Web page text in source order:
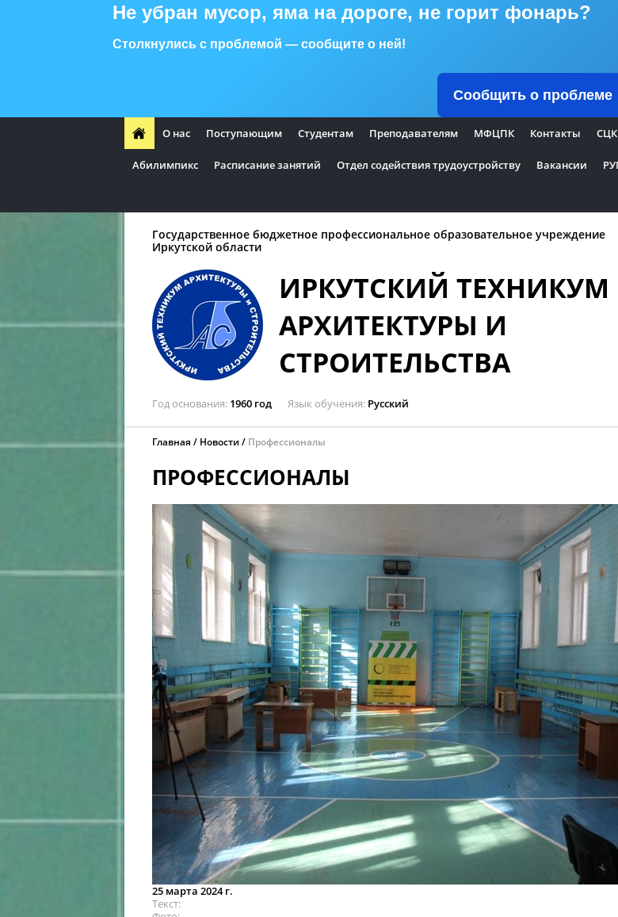
Не убран мусор, яма на дороге, не горит фонарь?
Столкнулись с проблемой — сообщите о ней!
Сообщить о проблеме
О нас Поступающим Студентам Преподавателям МФЦПК Контакты СЦК
Абилимпикс Расписание занятий Отдел содействия трудоустройству Вакансии
Государственное бюджетное профессиональное образовательное учреждение
Иркутской области
ИРКУТСКИЙ ТЕХНИКУМ
АРХИТЕКТУРЫ И
СТРОИТЕЛЬСТВА
Год основания 1960 год Язык обучения Русский
Главная Новости Профессионалы
ПРОФЕССИОНАЛЫ
25 марта 2024 г.
Текст